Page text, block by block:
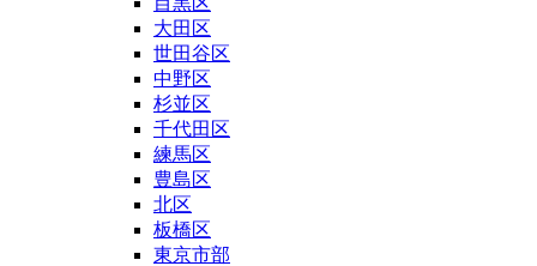
大田区
世田谷区
中野区
杉並区
千代田区
練馬区
豊島区
北区
板橋区
東京市部